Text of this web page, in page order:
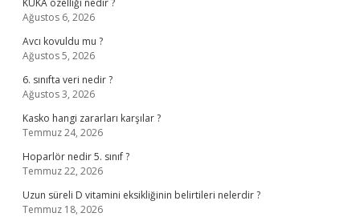
KUKA özelliği nedir ?
Ağustos 6, 2026
Avcı kovuldu mu ?
Ağustos 5, 2026
6. sınıfta veri nedir ?
Ağustos 3, 2026
Kasko hangi zararları karşılar ?
Temmuz 24, 2026
Hoparlör nedir 5. sınıf ?
Temmuz 22, 2026
Uzun süreli D vitamini eksikliğinin belirtileri nelerdir ?
Temmuz 18, 2026